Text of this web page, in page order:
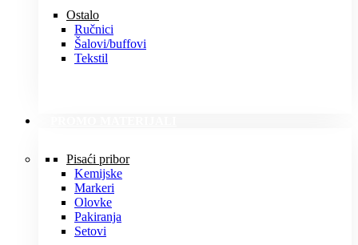
Ostalo
Ručnici
Šalovi/buffovi
Tekstil
Pisaći pribor
Kemijske
Markeri
Olovke
Pakiranja
Setovi